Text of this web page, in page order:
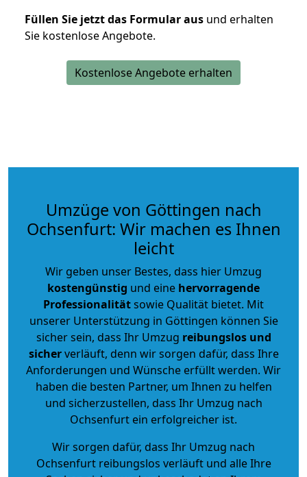
Füllen Sie jetzt das Formular aus und erhalten
Sie kostenlose Angebote.
Kostenlose Angebote erhalten
Umzüge von Göttingen nach
Ochsenfurt: Wir machen es Ihnen
leicht
Wir geben unser Bestes, dass hier Umzug
kostengünstig und eine hervorragende
Professionalitätsowie Qualität bietet. Mit
unserer Unterstützung in Göttingen können Sie
sicher sein, dass Ihr Umzug reibungslos und
sicherverläuft, denn wir sorgen dafür, dass Ihre
Anforderungen und Wünsche erfüllt werden. Wir
haben die besten Partner, um Ihnen zu helfen
und sicherzustellen, dass Ihr Umzug nach
Ochsenfurt ein erfolgreicher ist.
Wir sorgen dafür, dass Ihr Umzug nach
Ochsenfurt reibungslos verläuft und alle Ihre